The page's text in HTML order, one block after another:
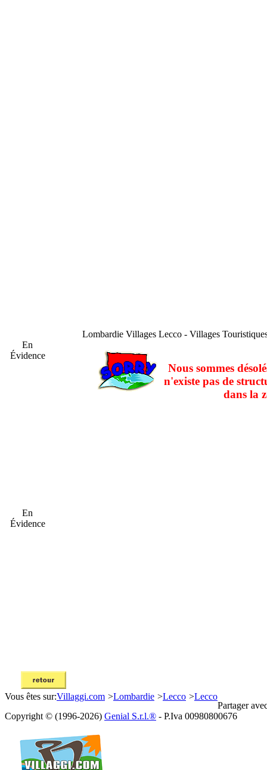
En
Évidence
En
Évidence
Lombardie Villages Lecco - Villages
Nous sommes
n'existe pas de
dans la
Vous êtes sur:Villaggi.com >Lombardie >Lecco >Lecco
Partager
Copyright © (1996-2026) Genial S.r.l.® - P.Iva 00980800676